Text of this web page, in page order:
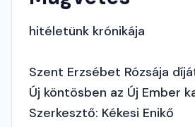
hitéletünk krónikája
Szent Erzsébet Rózsája
Új köntösben az Új Ember
Szerkesztő: Kékesi Enikő